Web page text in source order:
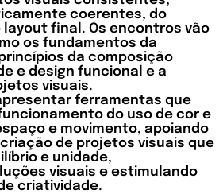
coerentes, do
final. Os encontros vão
os fundamentos da
da composição
e design funcional e a
visuais.
ferramentas que
do uso de cor e
e movimento, apoiando
de projetos visuais que
e unidade,
visuais e estimulando
criatividade.